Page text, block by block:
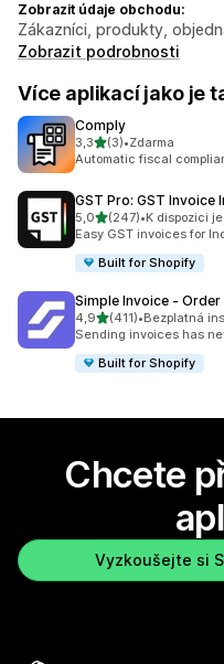
Zobrazit údaje obchodu:
Zákazníci, produkty,
Zobrazit podrobnosti
Více aplikací jako je
Comply
3,3z 5 hvězd
(3)
Celkový počet recenzí: 3
•Zdarma
Automatic fiscal
GST Pro: GST Invoice
5,0z 5 hvězd
(247)
Celkový počet recenzí:
•K dispozici
Easy GST invoices for
Built for Shopify
Simple Invoice ‑
4,9z 5 hvězd
(411)
Celkový počet recenzí:
•Bezplatná
Sending invoices has
Built for Shopify
Chcete
Vyzkoušejte si